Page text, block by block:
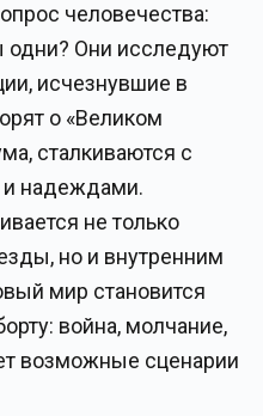
человечества:
Они исследуют
исчезнувшие в
о «Великом
сталкиваются с
и надеждами.
не только
но и внутренним
мир становится
война, молчание,
возможные сценарии